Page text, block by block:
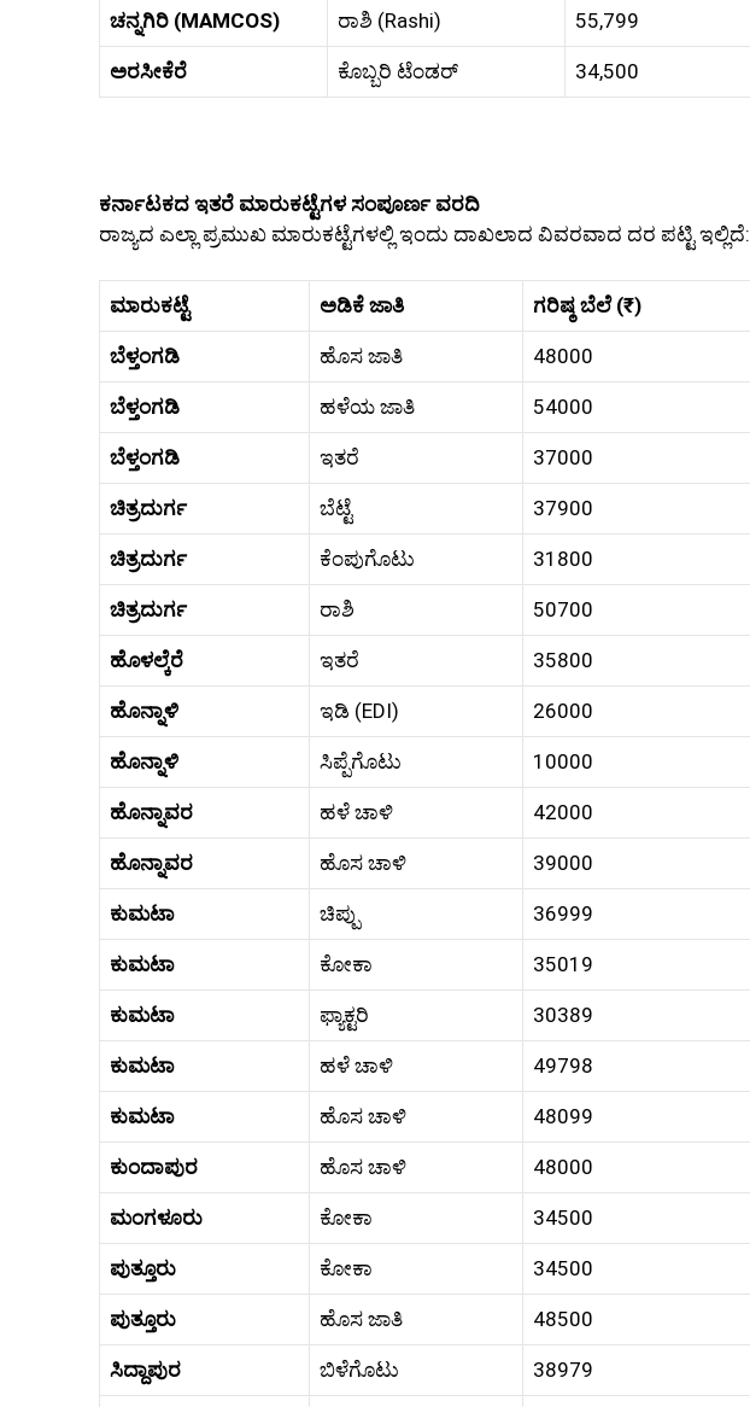
ಚನ್ನಗಿರಿ (MAMCOS) ರಾಶಿ (Rashi) 55,799
ಅರಸೀಕೆರೆ ಕೊಬ್ಬರಿ ಟೆಂಡರ್ 34,500
ಕರ್ನಾಟಕದ ಇತರೆ ಮಾರುಕಟ್ಟೆಗಳ ಸಂಪೂರ್ಣ ವರದಿ
ರಾಜ್ಯದ ಎಲ್ಲಾ ಪ್ರಮುಖ ಮಾರುಕಟ್ಟೆಗಳಲ್ಲಿ ಇಂದು ದಾಖಲಾದ ವಿವರವಾದ ದರ ಪಟ್ಟಿ ಇಲ್ಲಿದೆ:
ಮಾರುಕಟ್ಟೆ ಅಡಿಕೆ ಜಾತಿ ಗರಿಷ್ಠ ಬೆಲೆ (₹)
ಬೆಳ್ತಂಗಡಿ ಹೊಸ ಜಾತಿ 48000
ಬೆಳ್ತಂಗಡಿ ಹಳೆಯ ಜಾತಿ 54000
ಬೆಳ್ತಂಗಡಿ ಇತರೆ 37000
ಚಿತ್ರದುರ್ಗ ಬೆಟ್ಟೆ 37900
ಚಿತ್ರದುರ್ಗ ಕೆಂಪುಗೊಟು 31800
ಚಿತ್ರದುರ್ಗ ರಾಶಿ 50700
ಹೊಳಲ್ಕೆರೆ ಇತರೆ 35800
ಹೊನ್ನಾಳಿ ಇಡಿ (EDI) 26000
ಹೊನ್ನಾಳಿ ಸಿಪ್ಪೆಗೊಟು 10000
ಹೊನ್ನಾವರ ಹಳೆ ಚಾಳಿ 42000
ಹೊನ್ನಾವರ ಹೊಸ ಚಾಳಿ 39000
ಕುಮಟಾ ಚಿಪ್ಪು 36999
ಕುಮಟಾ ಕೋಕಾ 35019
ಕುಮಟಾ ಫ್ಯಾಕ್ಟರಿ 30389
ಕುಮಟಾ ಹಳೆ ಚಾಳಿ 49798
ಕುಮಟಾ ಹೊಸ ಚಾಳಿ 48099
ಕುಂದಾಪುರ ಹೊಸ ಚಾಳಿ 48000
ಮಂಗಳೂರು ಕೋಕಾ 34500
ಪುತ್ತೂರು ಕೋಕಾ 34500
ಪುತ್ತೂರು ಹೊಸ ಜಾತಿ 48500
ಸಿದ್ದಾಪುರ ಬಿಳೆಗೊಟು 38979